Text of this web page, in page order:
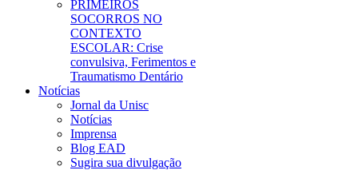
PRIMEIROS
SOCORROS NO
CONTEXTO
ESCOLAR: Crise
convulsiva, Ferimentos e
Traumatismo Dentário
Notícias
Jornal da Unisc
Notícias
Imprensa
Blog EAD
Sugira sua divulgação